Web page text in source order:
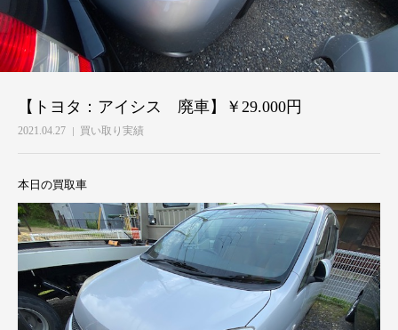
【トヨタ：アイシス 廃車】￥29.000円
2021.04.27 買い取り実績
本日の買取車